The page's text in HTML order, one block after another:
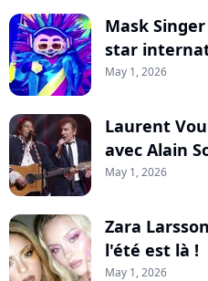
Mask
star
May 1, 2026
Laurent
avec Alain
May 1, 2026
Zara
l'été est là !
May 1, 2026